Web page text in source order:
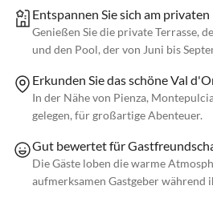
Entspannen Sie sich am privaten
Genießen Sie die private Terrasse,
und den Pool, der von Juni bis
Erkunden Sie das schöne Val
In der Nähe von Pienza,
gelegen, für großartige Abenteuer.
Gut bewertet für
Die Gäste loben die warme
aufmerksamen Gastgeber während